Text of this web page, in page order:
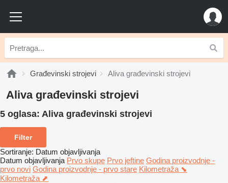
Građevinski strojevi Aliva građevinski strojevi
Aliva građevinski strojevi
5 oglasa: Aliva građevinski strojevi
Filter
Sortiranje: Datum objavljivanja
Datum objavljivanja Prvo skupe Prvo jeftine Godina proizvodnje -
prvo novi Godina proizvodnje - prvo stare Kilometraža ⬊
Kilometraža ⬈